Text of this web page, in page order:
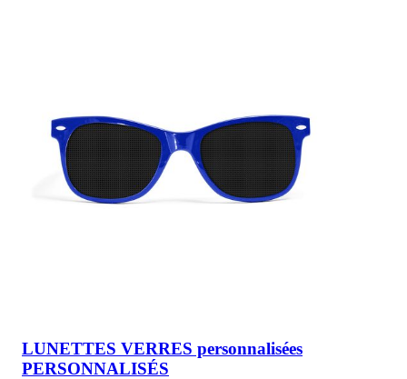
LUNETTES VERRES personnalisées
PERSONNALISÉS